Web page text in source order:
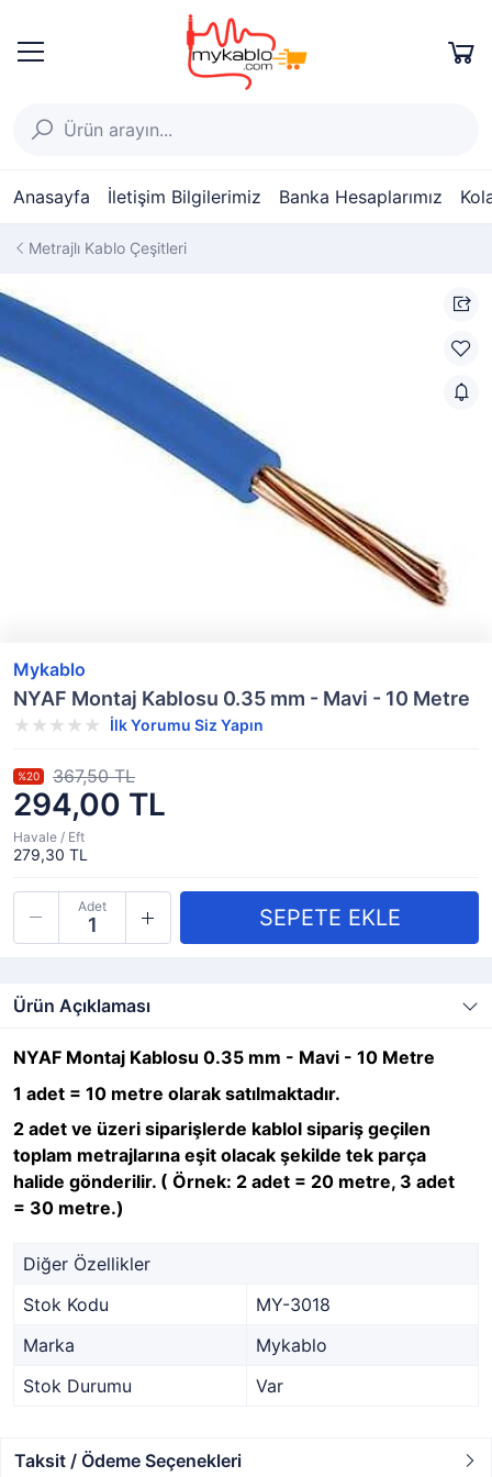
Anasayfa İletişim Bilgilerimiz Banka Hesaplarımız
Metrajlı Kablo Çeşitleri
Mykablo
NYAF Montaj Kablosu 0.35 mm - Mavi - 10 Metre
İlk Yorumu Siz Yapın
294,00 TL
%20 367,50 TL
Havale / Eft
279,30 TL
Adet
Ürün Açıklaması
NYAF Montaj Kablosu 0.35 mm - Mavi - 10 Metre
1 adet = 10 metre olarak satılmaktadır.
2 adet ve üzeri siparişlerde kablol sipariş geçilen
toplam metrajlarına eşit olacak şekilde tek parça
halide gönderilir. ( Örnek: 2 adet = 20 metre, 3 adet
= 30 metre.)
Diğer Özellikler
Stok Kodu
MY-3018
Marka
Mykablo
Stok Durumu
Var
Taksit / Ödeme Seçenekleri